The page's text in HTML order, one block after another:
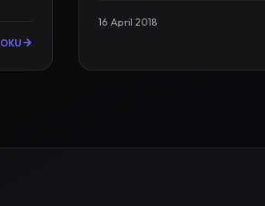
OKU
16 April 2018